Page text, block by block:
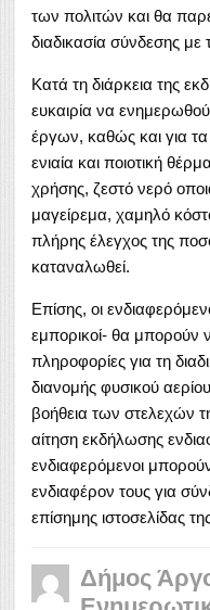
των πολιτών και θα
διαδικασία σύνδεσης με
Κατά τη διάρκεια της
ευκαιρία να
έργων, καθώς και για
ενιαία και ποιοτική
χρήσης, ζεστό νερό
μαγείρεμα, χαμηλό
πλήρης έλεγχος της
καταναλωθεί.
Επίσης, οι
εμπορικοί- θα μπορούν
πληροφορίες για τη
διανομής φυσικού
βοήθεια των στελεχών
αίτηση εκδήλωσης
ενδιαφερόμενοι
ενδιαφέρον τους για
επίσημης ιστοσελίδας
Δήμος